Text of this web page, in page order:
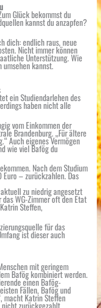
Glück bekommst du
kannst du anzapfen?
dich: endlich raus, neue
Nicht immer können
Unterstützung. Wie
kannst.
ein Studiendarlehen des
haben nicht alle
vom Einkommen der
Brandenburg. „Für ältere
Auch eigenes Vermögen
wie viel Bafög du
Nach dem Studium
– zurückzahlen. Das
zu niedrig angesetzt
WG-Zimmer oft den Etat
Steffen,
für das
ist dieser auch
mit geringem
Bafög kombiniert werden.
einen Bafög-
Fällen, Bafög und
macht Katrin Steffen
nicht zurückgezahlt